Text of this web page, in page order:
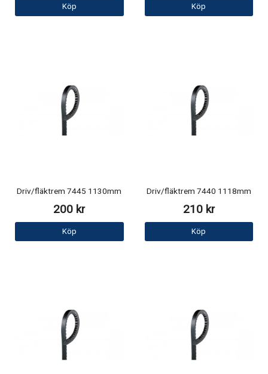
Köp Köp
Driv/fläktrem 7445 1130mm
200 kr
Köp
Driv/fläktrem 7440 1118mm
210 kr
Köp